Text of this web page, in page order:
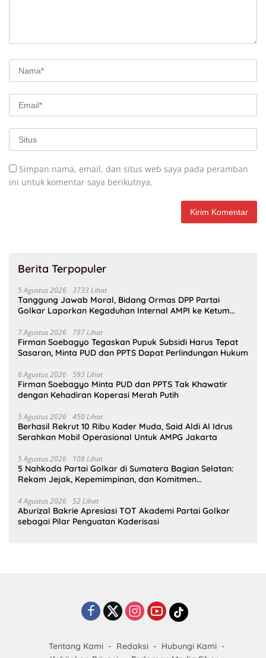
Simpan nama, email, dan situs web saya pada peramban
ini untuk komentar saya berikutnya.
Berita Terpopuler
5 Agustus 2026 3733 Lihat
Tanggung Jawab Moral, Bidang Ormas DPP Partai
Golkar Laporkan Kegaduhan Internal AMPI ke Ketum
7 Agustus 2026 797 Lihat
Firman Soebagyo Tegaskan Pupuk Subsidi Harus Tepat
Sasaran, Minta PUD dan PPTS Dapat Perlindungan Hukum
6 Agustus 2026 593 Lihat
Firman Soebagyo Minta PUD dan PPTS Tak Khawatir
dengan Kehadiran Koperasi Merah Putih
5 Agustus 2026 450 Lihat
Berhasil Rekrut 10 Ribu Kader Muda, Said Aldi Al Idrus
Serahkan Mobil Operasional Untuk AMPG Jakarta
5 Agustus 2026 108 Lihat
5 Nahkoda Partai Golkar di Sumatera Bagian Selatan:
Rekam Jejak, Kepemimpinan, dan Komitmen
4 Agustus 2026 52 Lihat
Aburizal Bakrie Apresiasi TOT Akademi Partai Golkar
sebagai Pilar Penguatan Kaderisasi
Tentang Kami Redaksi
Hubungi Kami